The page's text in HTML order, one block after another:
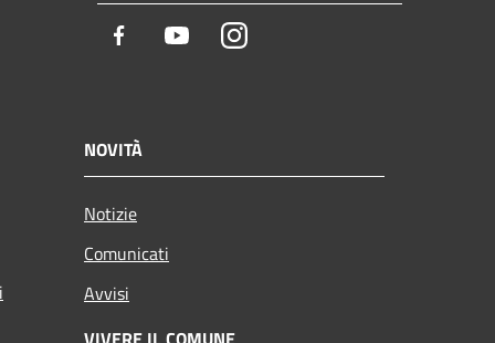
Facebook YoutubeInstagram
NOVITÀ
Notizie
Comunicati
Avvisi